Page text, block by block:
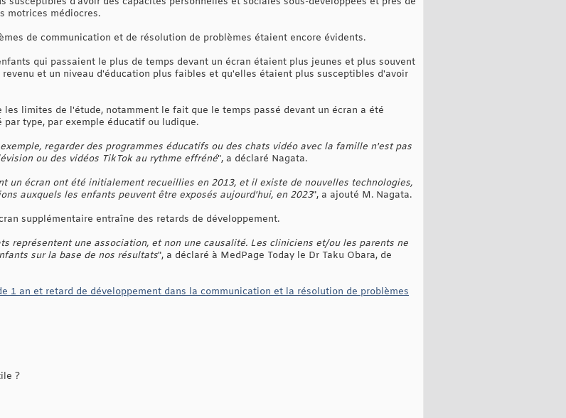
motrices médiocres.
de communication et de résolution de problèmes étaient encore évidents.
qui passaient le plus de temps devant un écran étaient plus jeunes et plus souvent
et un niveau d'éducation plus faibles et qu'elles étaient plus susceptibles d'avoir
limites de l'étude, notamment le fait que le temps passé devant un écran a été
type, par exemple éducatif ou ludique.
regarder des programmes éducatifs ou des chats vidéo avec la famille n'est pas
ou des vidéos TikTok au rythme effréné", a déclaré Nagata.
un écran ont été initialement recueillies en 2013, et il existe de nouvelles technologies,
auxquels les enfants peuvent être exposés aujourd'hui, en 2023", a ajouté M. Nagata.
supplémentaire entraîne des retards de développement.
représentent une association, et non une causalité. Les cliniciens et/ou les parents ne
sur la base de nos résultats", a déclaré à MedPage Today le Dr Taku Obara, de
1 an et retard de développement dans la communication et la résolution de problèmes
?